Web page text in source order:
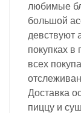
любимые
большой
девствуют
покупках
всех
Доставка
пиццу и